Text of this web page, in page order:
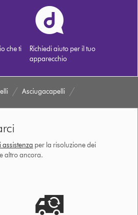
che ti
Richiedi aiuto per il tuo
apparecchio
Asciugacapelli
per la risoluzione dei
altro ancora.